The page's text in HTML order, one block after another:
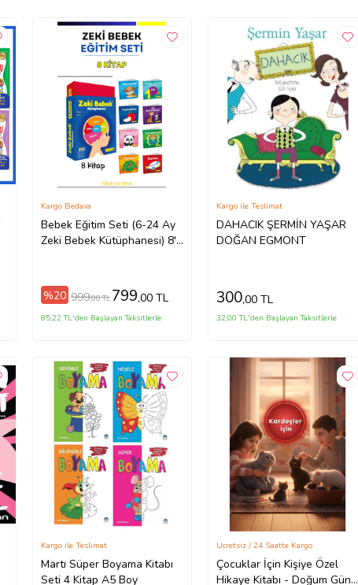
Bebek Eğitim Seti (6-24 Ay
Zeki Bebek Kütüphanesi) 8'li
Kargo Bedava
%20 999,00 TL 799,00 TL
85,22 TL'den Başlayan Taksitlerle
DAHACIK ŞERMİN YAŞAR
DOĞAN EGMONT
Kargo ile Teslimat
300,00 TL
32,00 TL'den Başlayan Taksitlerle
Martı Süper Boyama Kitabı
Seti 4 Kitap A5 Boy
Kargo ile Teslimat
Çocuklar İçin Kişiye Özel
Hikaye Kitabı - Doğum Günü
Ücretsiz / 24 Saatte Kargo